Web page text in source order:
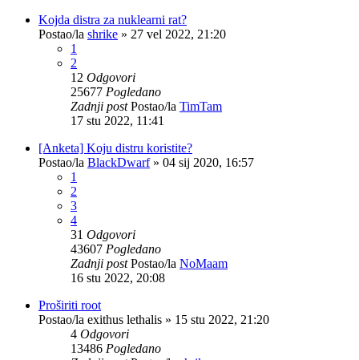
Kojda distra za nuklearni rat?
Postao/la shrike » 27 vel 2022, 21:20
1
2
12 Odgovori
25677 Pogledano
Zadnji postPostao/la TimTam
17 stu 2022, 11:41
[Anketa] Koju distru koristite?
Postao/la BlackDwarf» 04 sij 2020, 16:57
1
2
3
4
31 Odgovori
43607 Pogledano
Zadnji postPostao/la NoMaam
16 stu 2022, 20:08
Proširiti root
Postao/la exithus lethalis » 15 stu 2022, 21:20
4 Odgovori
13486 Pogledano